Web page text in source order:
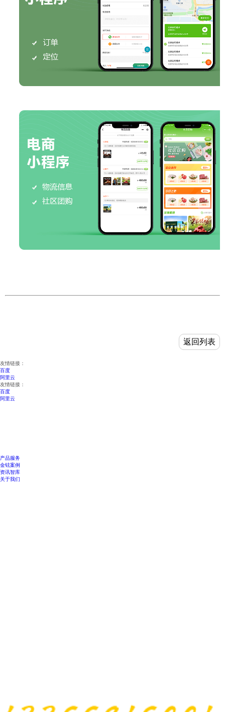
返回列表
友情链接：
百度
阿里云
友情链接：
百度
阿里云
产品服务
金铉案例
资讯智库
关于我们